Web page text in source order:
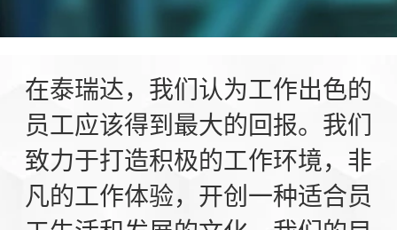
在泰瑞达，我们认为工作出色的
员工应该得到最大的回报。我们
致力于打造积极的工作环境，非
凡的工作体验，开创一种适合员